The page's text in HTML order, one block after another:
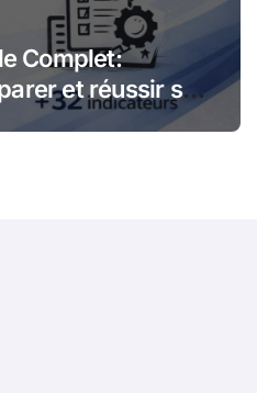
Complet:
et réussir sa
pour les